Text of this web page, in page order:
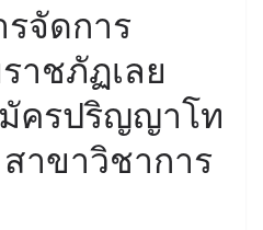
จัดการ
าชภัฏเลย
ครปริญญาโท
าขาวิชาการ